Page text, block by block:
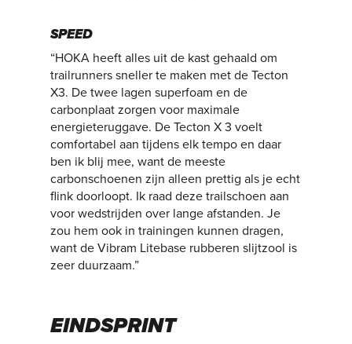
SPEED
“HOKA heeft alles uit de kast gehaald om
trailrunners sneller te maken met de Tecton
X3. De twee lagen superfoam en de
carbonplaat zorgen voor maximale
energieteruggave. De Tecton X 3 voelt
comfortabel aan tijdens elk tempo en daar
ben ik blij mee, want de meeste
carbonschoenen zijn alleen prettig als je echt
flink doorloopt. Ik raad deze trailschoen aan
voor wedstrijden over lange afstanden. Je
zou hem ook in trainingen kunnen dragen,
want de Vibram Litebase rubberen slijtzool is
zeer duurzaam.”
EINDSPRINT